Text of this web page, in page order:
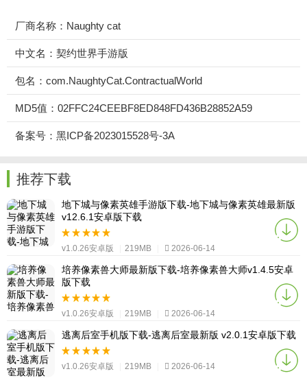
厂商名称：Naughty cat
中文名：契约世界手游版
包名：com.NaughtyCat.ContractualWorld
MD5值：02FFC24CEEBF8ED848FD436B28852A59
备案号：黑ICP备2023015528号-3A
推荐下载
地下城与像素英雄手游版下载-地下城与像素英雄最新版
v12.6.1安卓版下载
v1.0.26安卓版 219MB 2026-06-14
培养像素兽大师最新版下载-培养像素兽大师v1.4.5安卓
版下载
v1.0.26安卓版 219MB 2026-06-14
逃离后室手机版下载-逃离后室最新版 v2.0.1安卓版下载
v1.0.26安卓版 219MB 2026-06-14